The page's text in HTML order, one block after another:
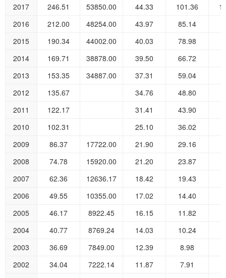
2017
246.51 53850.00 44.33 101.36
2016
212.00 48254.00 43.97 85.14
2015
190.34 44002.00 40.03 78.98
2014
169.71 38878.00 39.50 66.72
2013
153.35 34887.00 37.31 59.04
2012
135.67 34.76 48.80
2011
122.17 31.41 43.90
2010
102.31 25.10 36.02
2009
86.37 17722.00 21.90 29.16
2008
74.78 15920.00 21.20 23.87
2007
62.36 12636.17 18.42 19.43
2006
49.55 10355.00 17.02 14.40
2005
46.17 8922.45 16.15 11.82
2004
40.77 8769.24 14.03 10.24
2003
36.69 7849.00 12.39 8.98
2002
34.04 7222.14 11.87 7.91